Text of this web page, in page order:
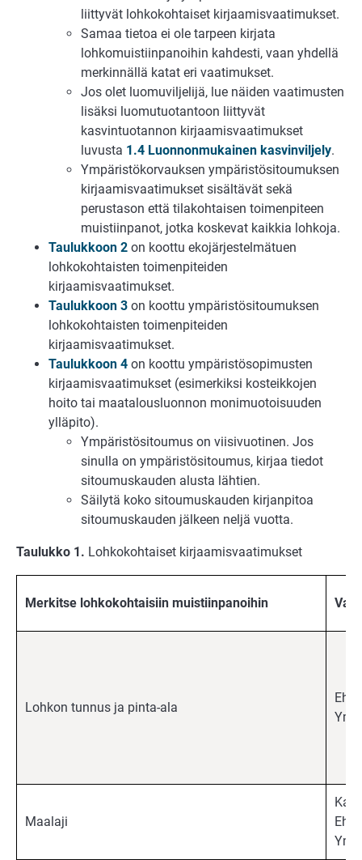
liittyvät lohkokohtaiset kirjaamisvaatimukset.
Samaa tietoa ei ole tarpeen kirjata
lohkomuistiinpanoihin kahdesti, vaan yhdellä
merkinnällä katat eri vaatimukset.
Jos olet luomuviljelijä, lue näiden vaatimusten
lisäksi luomutuotantoon liittyvät
kasvintuotannon kirjaamisvaatimukset
luvusta 1.4 Luonnonmukainen kasvinviljely.
Ympäristökorvauksen ympäristösitoumuksen
kirjaamisvaatimukset sisältävät sekä
perustason että tilakohtaisen toimenpiteen
muistiinpanot, jotka koskevat kaikkia lohkoja.
Taulukkoon 2 on koottu ekojärjestelmätuen
lohkokohtaisten toimenpiteiden
kirjaamisvaatimukset.
Taulukkoon 3 on koottu ympäristösitoumuksen
lohkokohtaisten toimenpiteiden
kirjaamisvaatimukset.
Taulukkoon 4 on koottu ympäristösopimusten
kirjaamisvaatimukset (esimerkiksi kosteikkojen
hoito tai maatalousluonnon monimuotoisuuden
ylläpito).
Ympäristösitoumus on viisivuotinen. Jos
sinulla on ympäristösitoumus, kirjaa tiedot
sitoumuskauden alusta lähtien.
Säilytä koko sitoumuskauden kirjanpitoa
sitoumuskauden jälkeen neljä vuotta.
Taulukko 1. Lohkokohtaiset kirjaamisvaatimukset
Merkitse lohkokohtaisiin muistiinpanoihin
Lohkon tunnus ja pinta-ala
Maalaji